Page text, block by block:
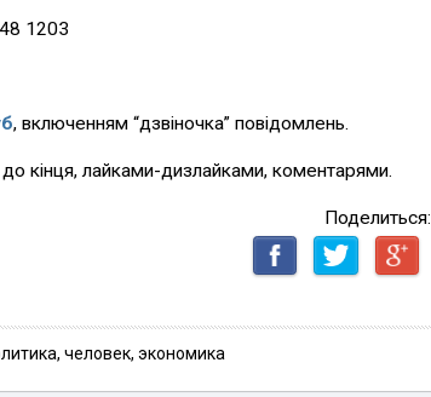
1203
, включенням “дзвіночка” повідомлень.
кінця, лайками-дизлайками, коментарями.
Поделиться:
, человек, экономика